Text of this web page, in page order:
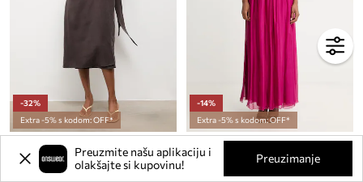
-32%
Extra -5% s kodom: OFF*
Trenutna cijena:
93,99 €
-14%
Extra -5% s kodom: OFF*
Haveone haljina sa svilom
Trenutna cijena:
Regularna cijena:139,90 €
Preuzmite našu aplikaciju i
olakšajte si kupovinu!
Preuzimanje